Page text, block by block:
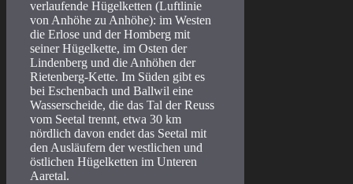
verlaufende Hügelketten (Luftlinie
von Anhöhe zu Anhöhe): im Westen
die Erlose und der Homberg mit
seiner Hügelkette, im Osten der
Lindenberg und die Anhöhen der
Rietenberg-Kette. Im Süden gibt es
bei Eschenbach und Ballwil eine
Wasserscheide, die das Tal der Reuss
vom Seetal trennt, etwa 30 km
nördlich davon endet das Seetal mit
den Ausläufern der westlichen und
östlichen Hügelketten im Unteren
Aaretal.